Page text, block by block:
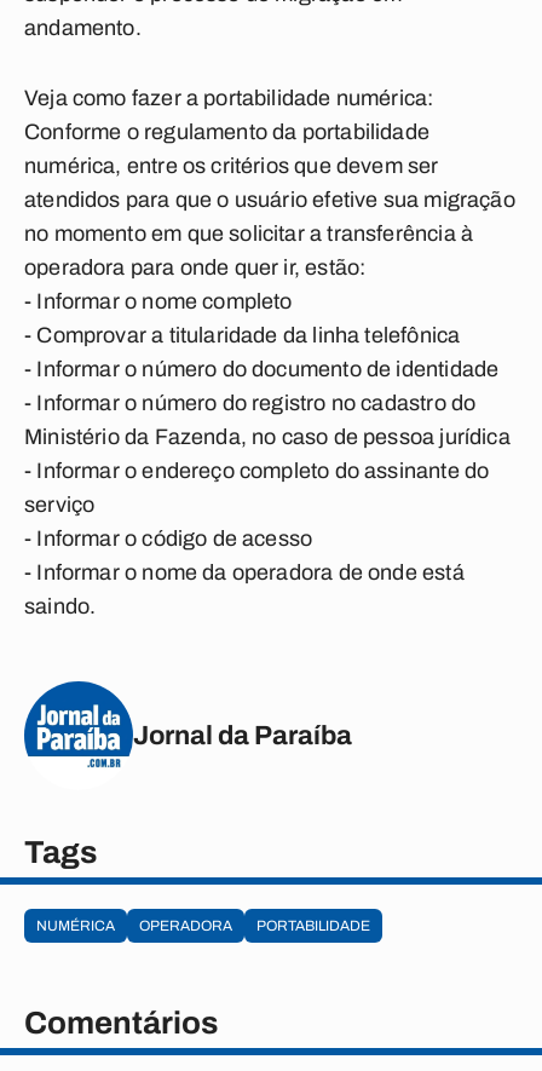
andamento.
Veja como fazer a portabilidade numérica:
Conforme o regulamento da portabilidade
numérica, entre os critérios que devem ser
atendidos para que o usuário efetive sua migração
no momento em que solicitar a transferência à
operadora para onde quer ir, estão:
- Informar o nome completo
- Comprovar a titularidade da linha telefônica
- Informar o número do documento de identidade
- Informar o número do registro no cadastro do
Ministério da Fazenda, no caso de pessoa jurídica
- Informar o endereço completo do assinante do
serviço
- Informar o código de acesso
- Informar o nome da operadora de onde está
saindo.
Jornal da Paraíba
Tags
NUMÉRICA OPERADORA PORTABILIDADE
Comentários